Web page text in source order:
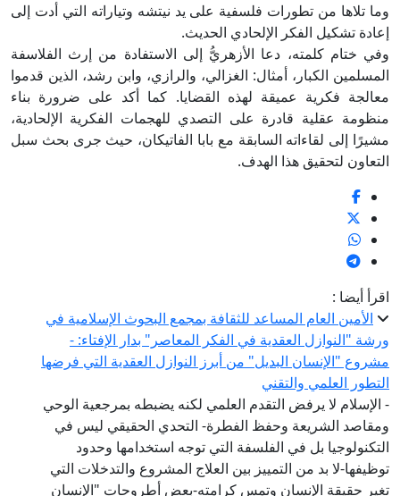
وما تلاها من تطورات فلسفية على يد نيتشه وتياراته التي أدت إلى
إعادة تشكيل الفكر الإلحادي الحديث.
وفي ختام كلمته، دعا الأزهريُّ إلى الاستفادة من إرث الفلاسفة
المسلمين الكبار، أمثال: الغزالي، والرازي، وابن رشد، الذين قدموا
معالجة فكرية عميقة لهذه القضايا. كما أكد على ضرورة بناء
منظومة عقلية قادرة على التصدي للهجمات الفكرية الإلحادية،
مشيرًا إلى لقاءاته السابقة مع بابا الفاتيكان، حيث جرى بحث سبل
التعاون لتحقيق هذا الهدف.
اقرأ أيضا :
الأمين العام المساعد للثقافة بمجمع البحوث الإسلامية في
ورشة "النوازل العقدية في الفكر المعاصر" بدار الإفتاء: -
مشروع "الإنسان البديل" من أبرز النوازل العقدية التي فرضها
التطور العلمي والتقني
- الإسلام لا يرفض التقدم العلمي لكنه يضبطه بمرجعية الوحي
ومقاصد الشريعة وحفظ الفطرة- التحدي الحقيقي ليس في
التكنولوجيا بل في الفلسفة التي توجه استخدامها وحدود
توظيفها-لا بد من التمييز بين العلاج المشروع والتدخلات التي
تغير حقيقة الإنسان وتمس كرامته-بعض أطروحات "الإنسان